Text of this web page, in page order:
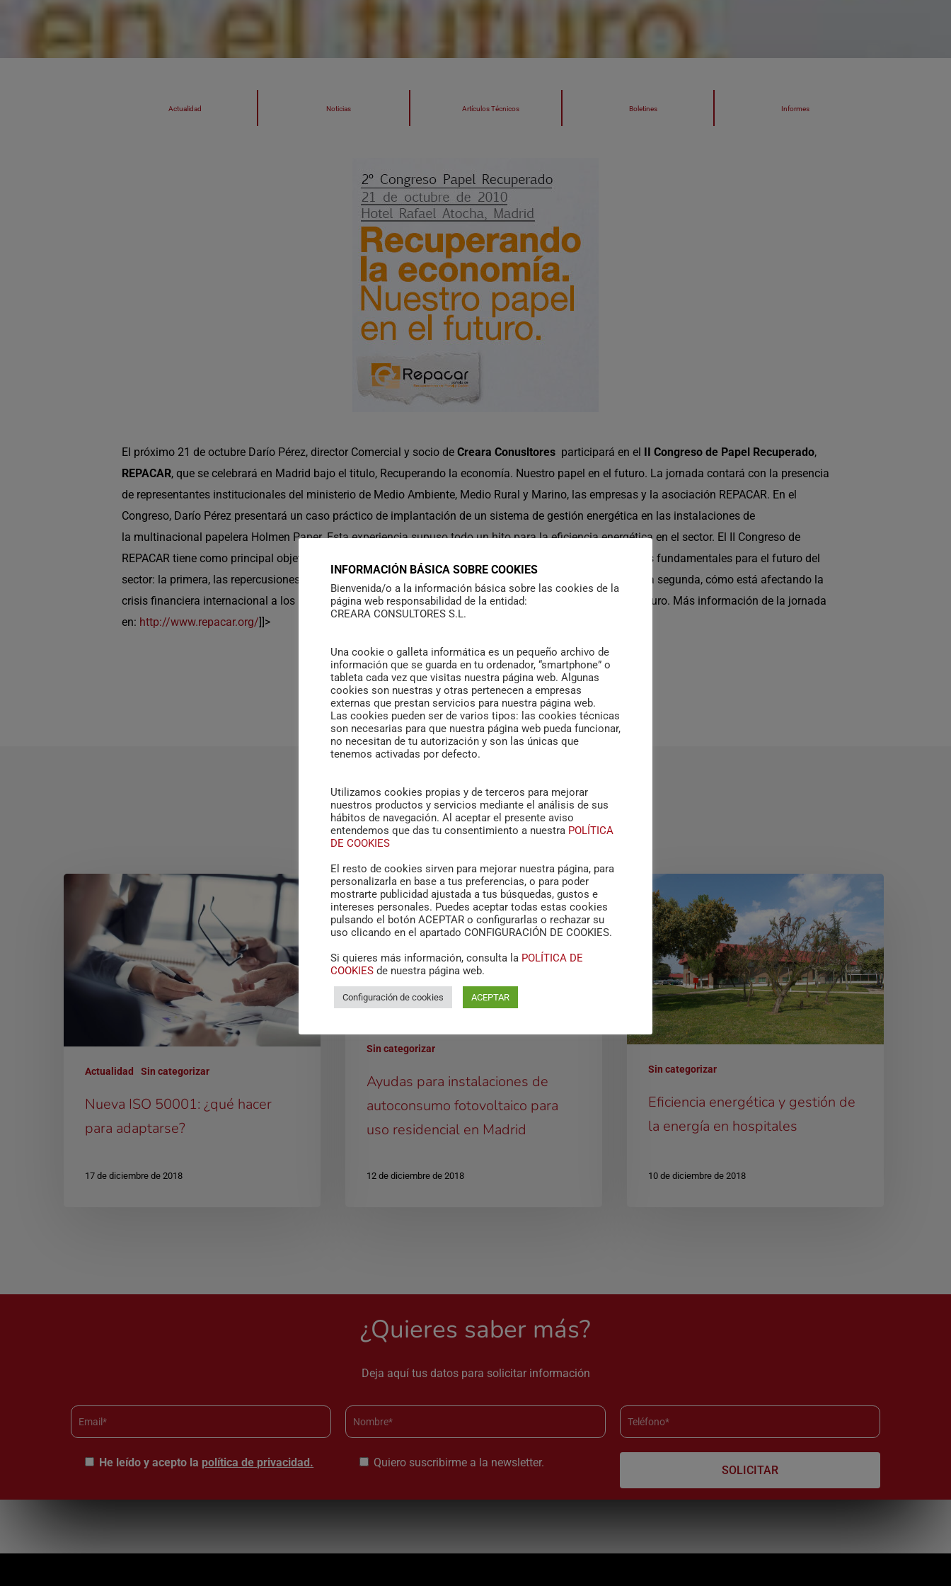
Actualidad Noticias Artículos Técnicos Boletines Informes
El próximo 21 de octubre Darío Pérez, director Comercial y socio de Creara Conusltores participará en el II Congreso de Papel Recuperado,
REPACAR, que se celebrará en Madrid bajo el titulo, Recuperando la economía. Nuestro papel en el futuro. La jornada contará con la presencia
de representantes institucionales del ministerio de Medio Ambiente, Medio Rural y Marino, las empresas y la asociación REPACAR. En el
Congreso, Darío Pérez presentará un caso práctico de implantación de un sistema de gestión energética en las instalaciones de
la multinacional papelera Holmen Paper. Esta experiencia supuso todo un hito para la eficiencia energética en el sector. El II Congreso de
REPACAR tiene como principal objetivo analizar y debatir con todos los agentes implicados dos cuestiones fundamentales para el futuro del
sector: la primera, las repercusiones que tendrá la considera- ción del papel recuperado como producto, y la segunda, cómo está afectando la
crisis financiera internacional a los mercados de materias primas, y cuáles son las perspectivas para el futuro. Más información de la jornada
en: http://www.repacar.org/]]>
RELATED POSTS
Actualidad Sin categorizar
Nueva ISO 50001: ¿qué hacer
para adaptarse?
17 de diciembre de 2018
Sin categorizar
Ayudas para instalaciones de
autoconsumo fotovoltaico para
uso residencial en Madrid
12 de diciembre de 2018
Sin categorizar
Eficiencia energética y gestión de
la energía en hospitales
10 de diciembre de 2018
¿Quieres saber más?
Deja aquí tus datos para solicitar información
He leído y acepto la política de privacidad. Quiero suscribirme a la newsletter.
INFORMACIÓN BÁSICA SOBRE COOKIES
Bienvenida/o a la información básica sobre las cookies de la
página web responsabilidad de la entidad:
CREARA CONSULTORES S.L.
Una cookie o galleta informática es un pequeño archivo de
información que se guarda en tu ordenador, “smartphone” o
tableta cada vez que visitas nuestra página web. Algunas
cookies son nuestras y otras pertenecen a empresas
externas que prestan servicios para nuestra página web.
Las cookies pueden ser de varios tipos: las cookies técnicas
son necesarias para que nuestra página web pueda funcionar,
no necesitan de tu autorización y son las únicas que
tenemos activadas por defecto.
Utilizamos cookies propias y de terceros para mejorar
nuestros productos y servicios mediante el análisis de sus
hábitos de navegación. Al aceptar el presente aviso
entendemos que das tu consentimiento a nuestra POLÍTICA
DE COOKIES
El resto de cookies sirven para mejorar nuestra página, para
personalizarla en base a tus preferencias, o para poder
mostrarte publicidad ajustada a tus búsquedas, gustos e
intereses personales. Puedes aceptar todas estas cookies
pulsando el botón ACEPTAR o configurarlas o rechazar su
uso clicando en el apartado CONFIGURACIÓN DE COOKIES.
Si quieres más información, consulta la POLÍTICA DE
COOKIES de nuestra página web.
Configuración de cookies ACEPTAR